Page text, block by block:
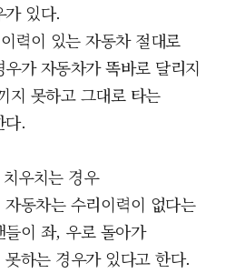
있다.
력이 있는 자동차절대로
우가자동차가 똑바로 달리지
지 못하고 그대로 타는
다.
우치는 경우
동차는 수리이력이 없다는
이 좌, 우로 돌아가
하는 경우가 있다고 한다.